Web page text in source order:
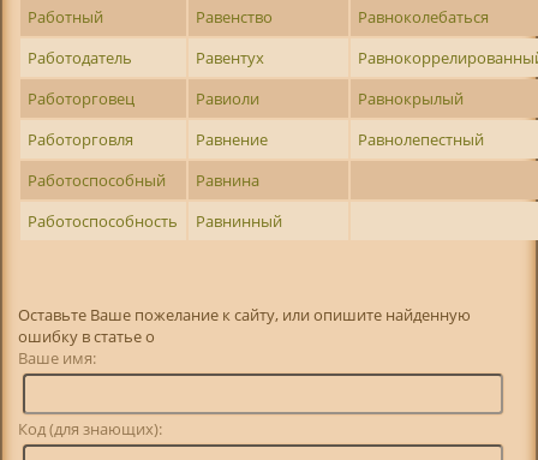
Работный
Равенство
Равноколебаться
Работодатель
Равентух
Работорговец
Равиоли
Равнокрылый
Работорговля
Равнение
Равнолепестный
Работоспособный
Равнина
Работоспособность
Равнинный
Оставьте Ваше пожелание к сайту, или опишите найденную
ошибку в статье о
Ваше имя:
Код (для знающих):